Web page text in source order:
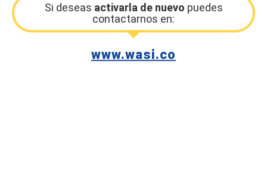
Si deseas activarla de nuevo puedes
contactarnos en:
www.wasi.co